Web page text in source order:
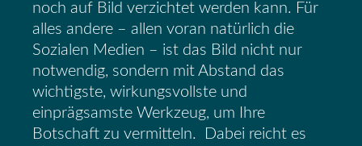
noch auf Bild verzichtet werden kann. Für
alles andere – allen voran natürlich die
Sozialen Medien – ist das Bild nicht nur
notwendig, sondern mit Abstand das
wichtigste, wirkungsvollste und
einprägsamste Werkzeug, um Ihre
Botschaft zu vermitteln. Dabei reicht es